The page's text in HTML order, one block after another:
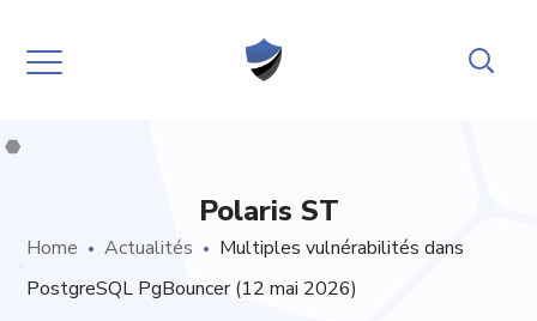
Polaris ST
Home Actualités
Multiples vulnérabilités dans
PostgreSQL PgBouncer (12 mai 2026)